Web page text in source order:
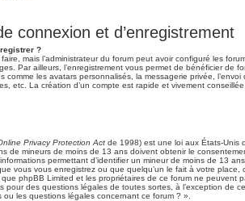
connexion et d’enregistrement
?
mais l’administrateur du forum peut avoir configuré les
Par ailleurs, l’enregistrement vous permet de bénéficier de
comme les avatars personnalisés, la messagerie privée,
etc. La création d’un compte est rapide et vivement
Privacy Protection Act de 1998) est une loi aux États-Unis
de mineurs de moins de 13 ans doivent obtenir le
permettant d’identifier un mineur de moins de 13
vous vous enregistrez ou que quelqu’un le fait à votre
phpBB Limited et les propriétaires de ce forum ne peuvent
pour des questions légales de toutes sortes, à l’exception de
les questions légales concernant ce forum ? ».